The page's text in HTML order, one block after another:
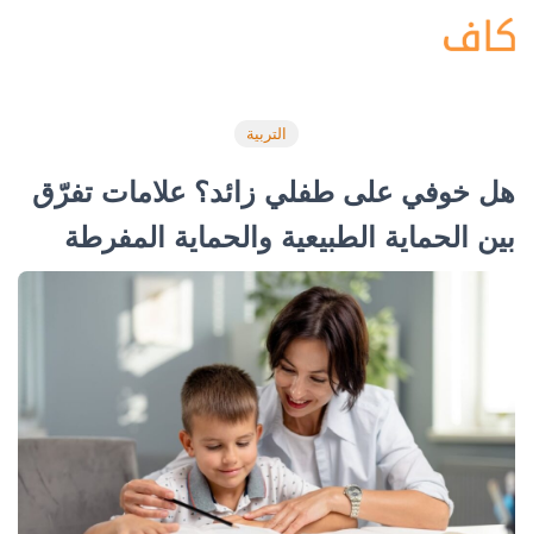
التربية
هل خوفي على طفلي زائد؟ علامات تفرّق
بين الحماية الطبيعية والحماية المفرطة